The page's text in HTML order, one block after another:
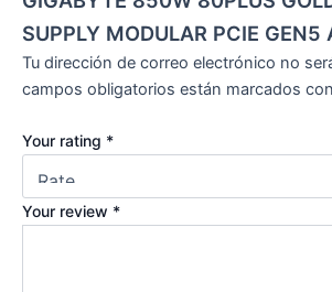
SUPPLY MODULAR PCIE GEN5
Tu dirección de correo electrónico no
campos obligatorios están marcados con
Your rating *
Your review *